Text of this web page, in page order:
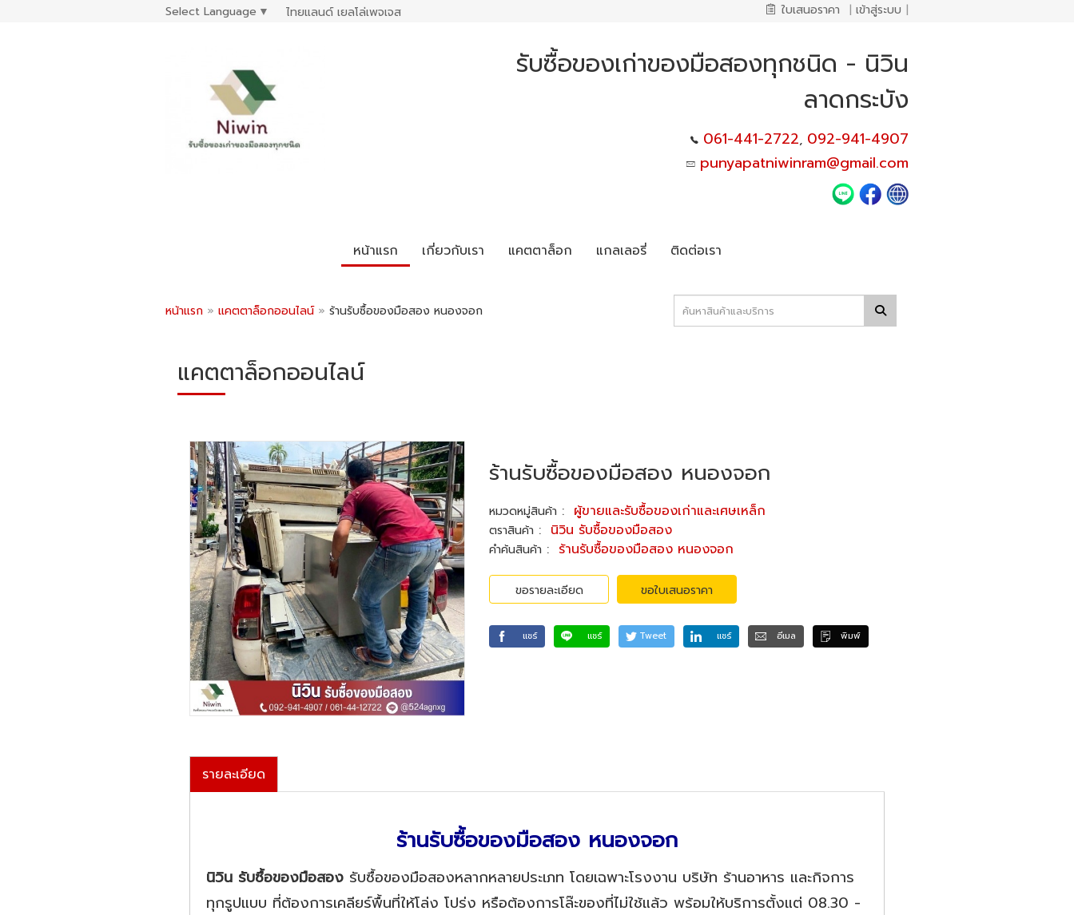
Select Language ▼ ไทยแลนด์ เยลโล่เพจเจส ใบเสนอราคา | เข้าสู่ระบบ |
รับซื้อของเก่าของมือสองทุกชนิด - นิวิน
ลาดกระบัง
061-441-2722, 092-941-4907
punyapatniwinram@gmail.com
หน้าแรก เกี่ยวกับเรา แคตตาล็อก แกลเลอรี่ ติดต่อเรา
หน้าแรก » แคตตาล็อกออนไลน์ » ร้านรับซื้อของมือสอง หนองจอก
แคตตาล็อกออนไลน์
ร้านรับซื้อของมือสอง หนองจอก
หมวดหมู่สินค้า : ผู้ขายและรับซื้อของเก่าและเศษเหล็ก
ตราสินค้า : นิวิน รับซื้อของมือสอง
คำค้นสินค้า : ร้านรับซื้อของมือสอง หนองจอก
ขอรายละเอียด ขอใบเสนอราคา
แชร์ แชร์ Tweet แชร์ อีเมล พิมพ์
รายละเอียด
ร้านรับซื้อของมือสอง หนองจอก
นิวิน รับซื้อของมือสอง รับซื้อของมือสองหลากหลายประเภท โดยเฉพาะโรงงาน บริษัท ร้านอาหาร และกิจการ
ทุกรูปแบบ ที่ต้องการเคลียร์พื้นที่ให้โล่ง โปร่ง หรือต้องการโล๊ะของที่ไม่ใช้แล้ว พร้อมให้บริการตั้งแต่ 08.30 -